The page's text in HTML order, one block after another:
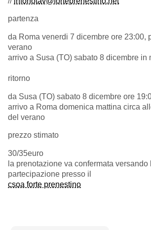
partenza
da Roma venerdi 7 dicembre ore 23:00,
verano
arrivo a Susa (TO) sabato 8 dicembre in
ritorno
da Susa (TO) sabato 8 dicembre ore
arrivo a Roma domenica mattina circa
del verano
prezzo stimato
30/35euro
la prenotazione va confermata versando
partecipazione presso il
csoa forte prenestino